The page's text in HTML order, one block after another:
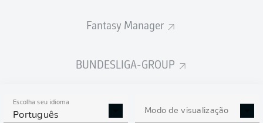
Fantasy Manager
BUNDESLIGA-GROUP
Escolha seu idioma
Português Modo de visualização
0